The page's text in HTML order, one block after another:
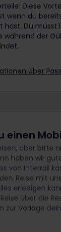
Diese
wenn du
hast. Du musst
während der
über
einen
aber bitte
haben wir
von Interrail
Reise mit
erledigen
über die
zur Vorlage